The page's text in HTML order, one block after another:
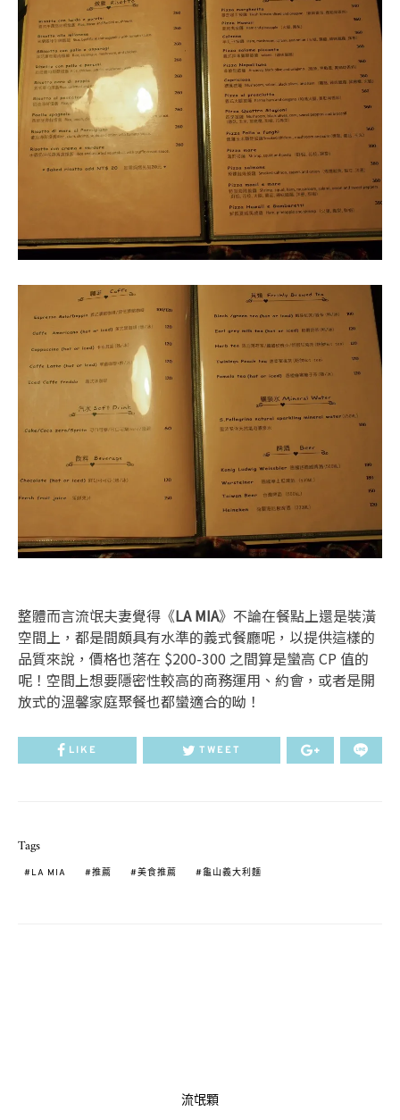
整體而言流氓夫妻覺得《LA MIA》不論在餐點上還是裝潢
空間上，都是間頗具有水準的義式餐廳呢，以提供這樣的
品質來說，價格也落在 $200-300 之間算是蠻高 CP 值的
呢！空間上想要隱密性較高的商務運用、約會，或者是開
放式的溫馨家庭聚餐也都蠻適合的呦！
LIKE TWEET
Tags
LA MIA 推薦 美食推薦 龜山義大利麵
流氓顆